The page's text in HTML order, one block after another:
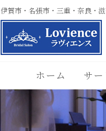
伊賀市・名張市・三重・奈良・
ホーム サ